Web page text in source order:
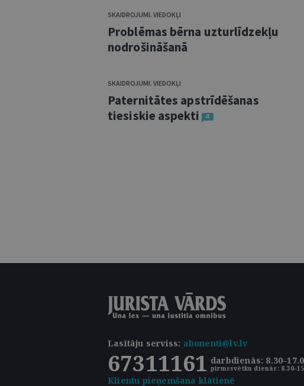
SKAIDROJUMI. VIEDOKĻI
Problēmas bērna uzturlīdzekļu
nodrošināšanā
SKAIDROJUMI. VIEDOKĻI
Paternitātes apstrīdēšanas
tiesiskie aspekti
4
Lasītāju serviss: abonenti@lv.lv
67311161 darbdienās:
pirmssvētku dienās:
Klientu pieņemšana klātienē